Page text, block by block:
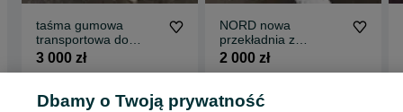
taśma gumowa
transportowa do
rębaka doppstadt
3 000 zł
Odświeżono dnia 08 sierpnia
2026
NORD nowa
przekładnia z
silnikiem
2 000 zł
Odświeżono dnia 08 sierpnia
2026
Dbamy o Twoją prywatność